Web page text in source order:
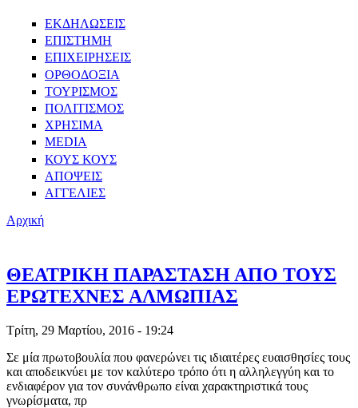
ΕΚΔΗΛΩΣΕΙΣ
ΕΠΙΣΤΗΜΗ
ΕΠΙΧΕΙΡΗΣΕΙΣ
ΟΡΘΟΔΟΞΙΑ
ΤΟΥΡΙΣΜΟΣ
ΠΟΛΙΤΙΣΜΟΣ
ΧΡΗΣΙΜΑ
MEDIA
ΚΟΥΣ ΚΟΥΣ
ΑΠΟΨΕΙΣ
ΑΓΓΕΛΙΕΣ
Αρχική
ΘΕΑΤΡΙΚΗ ΠΑΡΑΣΤΑΣΗ ΑΠΟ ΤΟΥΣ
ΕΡΩΤΕΧΝΕΣ ΑΛΜΩΠΙΑΣ
Τρίτη, 29 Μαρτίου, 2016 - 19:24
Σε μία πρωτοβουλία που φανερώνει τις ιδιαιτέρες ευαισθησίες τους
και αποδεικνύει με τον καλύτερο τρόπο ότι η αλληλεγγύη και το
ενδιαφέρον για τον συνάνθρωπο είναι χαρακτηριστικά τους
γνωρίσματα, πρ